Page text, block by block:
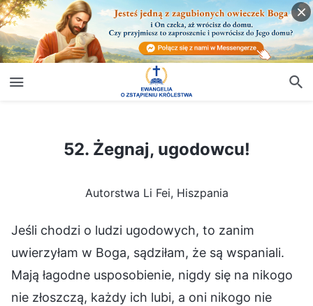
52. Żegnaj, ugodowcu!
Autorstwa Li Fei, Hiszpania
Jeśli chodzi o ludzi ugodowych, to zanim
uwierzyłam w Boga, sądziłam, że są wspaniali.
Mają łagodne usposobienie, nigdy się na nikogo
nie złoszczą, każdy ich lubi, a oni nikogo nie